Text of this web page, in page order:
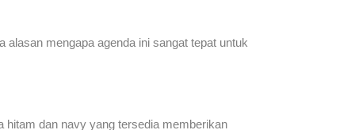
mengapa agenda ini sangat tepat untuk
hitam dan navy yang tersedia memberikan